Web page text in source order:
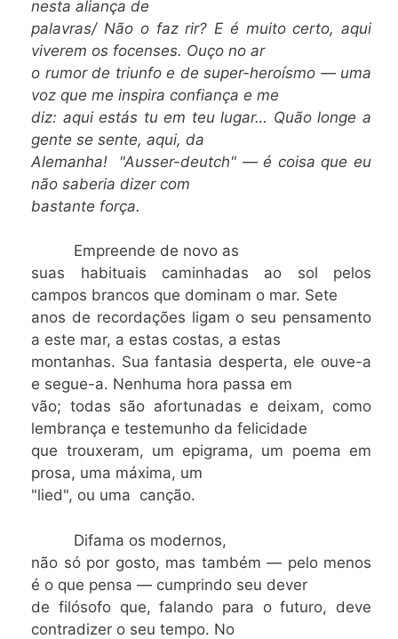
nesta aliança de
palavras/ Não o faz rir? E é muito certo, aqui
viverem os focenses. Ouço no ar
o rumor de triunfo e de super-heroísmo — uma
voz que me inspira confiança e me
diz: aqui estás tu em teu lugar… Quão longe a
gente se sente, aqui, da
Alemanha! "Ausser-deutch" — é coisa que eu
não saberia dizer com
bastante força.
Empreende de novo as
suas habituais caminhadas ao sol pelos
campos brancos que dominam o mar. Sete
anos de recordações ligam o seu pensamento
a este mar, a estas costas, a estas
montanhas. Sua fantasia desperta, ele ouve-a
e segue-a. Nenhuma hora passa em
vão; todas são afortunadas e deixam, como
lembrança e testemunho da felicidade
que trouxeram, um epigrama, um poema em
prosa, uma máxima, um
"lied", ou uma canção.
Difama os modernos,
não só por gosto, mas também — pelo menos
é o que pensa — cumprindo seu dever
de filósofo que, falando para o futuro, deve
contradizer o seu tempo. No